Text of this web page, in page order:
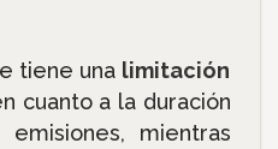
tiene una limitación
cuanto a la duración
mientras